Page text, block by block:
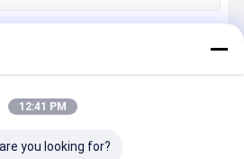
12:41 PM
you looking for?